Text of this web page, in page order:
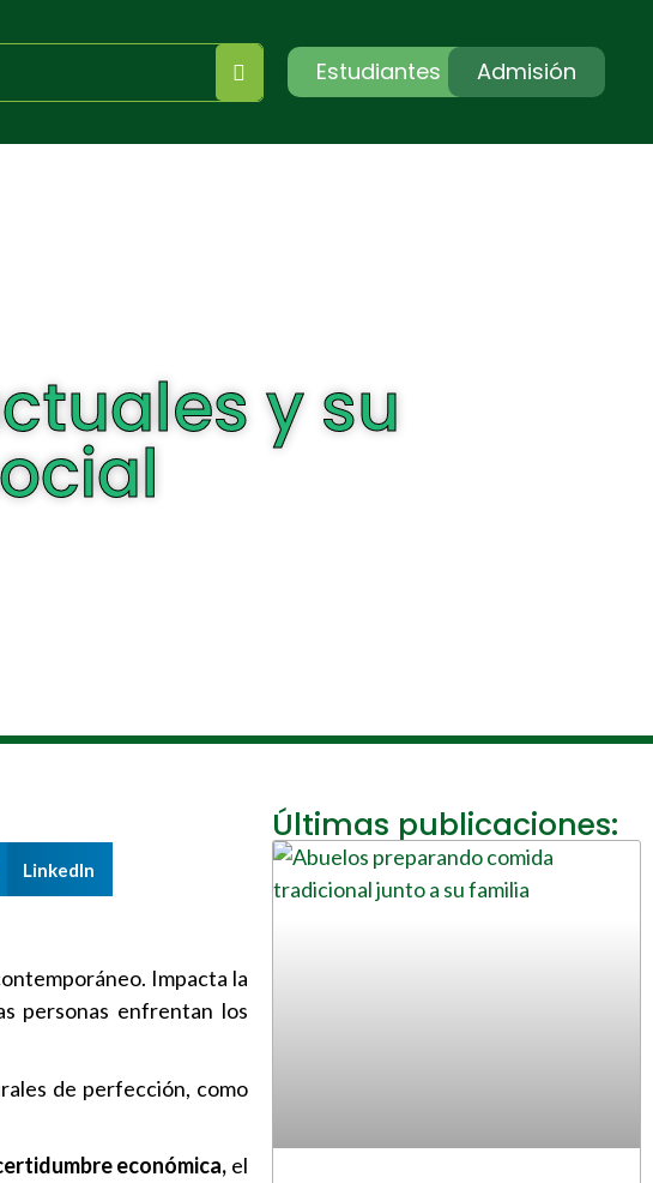
Estudiantes Admisión
y su
LinkedIn
Impacta la
personas enfrentan los
de perfección, como
económica, el
Últimas publicaciones: